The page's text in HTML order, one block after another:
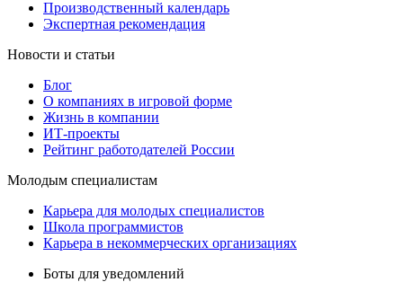
Производственный календарь
Экспертная рекомендация
Новости и статьи
Блог
О компаниях в игровой форме
Жизнь в компании
ИТ-проекты
Рейтинг работодателей России
Молодым специалистам
Карьера для молодых специалистов
Школа программистов
Карьера в некоммерческих организациях
Боты для уведомлений